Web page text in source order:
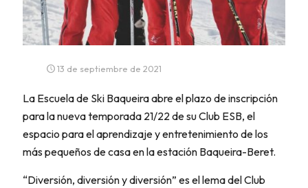
13 de septiembre de 2021
La Escuela de Ski Baqueira abre el plazo de inscripción
para la nueva temporada 21/22 de su Club ESB, el
espacio para el aprendizaje y entretenimiento de los
más pequeños de casa en la estación Baqueira-Beret.
“Diversión, diversión y diversión” es el lema del Club